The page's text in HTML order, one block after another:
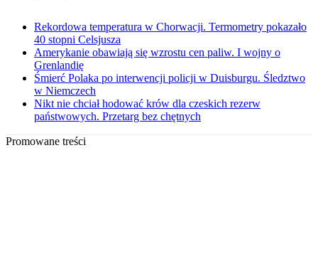
Rekordowa temperatura w Chorwacji. Termometry pokazało
40 stopni Celsjusza
Amerykanie obawiają się wzrostu cen paliw. I wojny o
Grenlandię
Śmierć Polaka po interwencji policji w Duisburgu. Śledztwo
w Niemczech
Nikt nie chciał hodować krów dla czeskich rezerw
państwowych. Przetarg bez chętnych
Promowane treści